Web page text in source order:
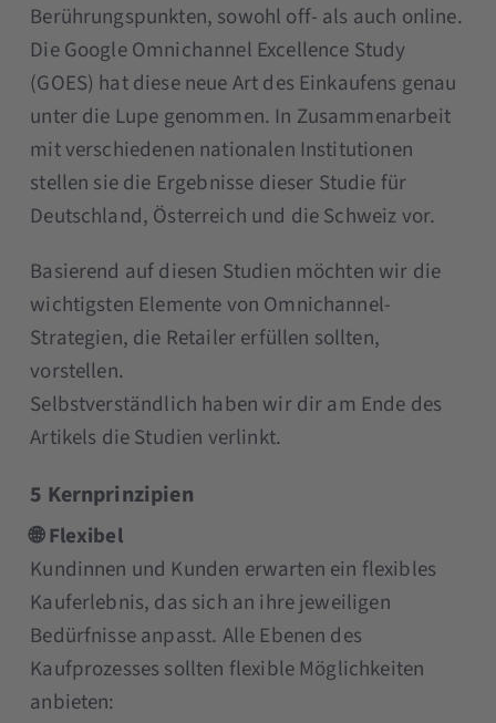
Berührungspunkten, sowohl off- als auch online.
Die Google Omnichannel Excellence Study
(GOES) hat diese neue Art des Einkaufens genau
unter die Lupe genommen. In Zusammenarbeit
mit verschiedenen nationalen Institutionen
stellen sie die Ergebnisse dieser Studie für
Deutschland, Österreich und die Schweiz vor.
Basierend auf diesen Studien möchten wir die
wichtigsten Elemente von Omnichannel-
Strategien, die Retailer erfüllen sollten,
vorstellen.
Selbstverständlich haben wir dir am Ende des
Artikels die Studien verlinkt.
5 Kernprinzipien
🌐 Flexibel
Kundinnen und Kunden erwarten ein flexibles
Kauferlebnis, das sich an ihre jeweiligen
Bedürfnisse anpasst. Alle Ebenen des
Kaufprozesses sollten flexible Möglichkeiten
anbieten: